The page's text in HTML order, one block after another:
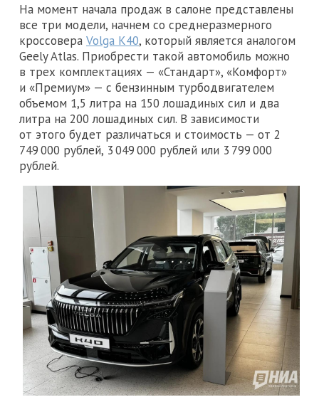
На момент начала продаж в салоне представлены
все три модели, начнем со среднеразмерного
кроссовера Volga K40, который является аналогом
Geely Atlas. Приобрести такой автомобиль можно
в трех комплектациях — «Стандарт», «Комфорт»
и «Премиум» — с бензинным турбодвигателем
объемом 1,5 литра на 150 лошадиных сил и два
литра на 200 лошадиных сил. В зависимости
от этого будет различаться и стоимость — от 2
749 000 рублей, 3 049 000 рублей или 3 799 000
рублей.